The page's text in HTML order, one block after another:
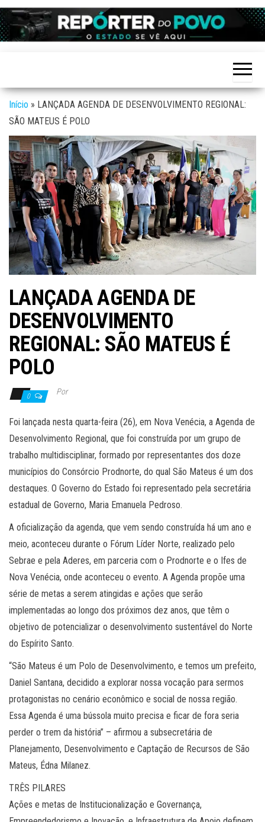
Skip
to
the
Reporter
site de
Notícias
Início » LANÇADA AGENDA DE DESENVOLVIMENTO REGIONAL:
SÃO MATEUS É POLO
LANÇADA AGENDA DE
DESENVOLVIMENTO
REGIONAL: SÃO MATEUS É
POLO
0 Por
Foi lançada nesta quarta-feira (26), em Nova Venécia, a Agenda de
Desenvolvimento Regional, que foi construída por um grupo de
trabalho multidisciplinar, formado por representantes dos doze
municípios do Consórcio Prodnorte, do qual São Mateus é um dos
destaques. O Governo do Estado foi representado pela secretária
estadual de Governo, Maria Emanuela Pedroso.
A oficialização da agenda, que vem sendo construída há um ano e
meio, aconteceu durante o Fórum Líder Norte, realizado pelo
Sebrae e pela Aderes, em parceria com o Prodnorte e o Ifes de
Nova Venécia, onde aconteceu o evento. A Agenda propõe uma
série de metas a serem atingidas e ações que serão
implementadas ao longo dos próximos dez anos, que têm o
objetivo de potencializar o desenvolvimento sustentável do Norte
do Espírito Santo.
“São Mateus é um Polo de Desenvolvimento, e temos um prefeito,
Daniel Santana, decidido a explorar nossa vocação para sermos
protagonistas no cenário econômico e social de nossa região.
Essa Agenda é uma bússola muito precisa e ficar de fora seria
perder o trem da história” – afirmou a subsecretária de
Planejamento, Desenvolvimento e Captação de Recursos de São
Mateus, Édna Milanez.
TRÊS PILARES
Ações e metas de Institucionalização e Governança,